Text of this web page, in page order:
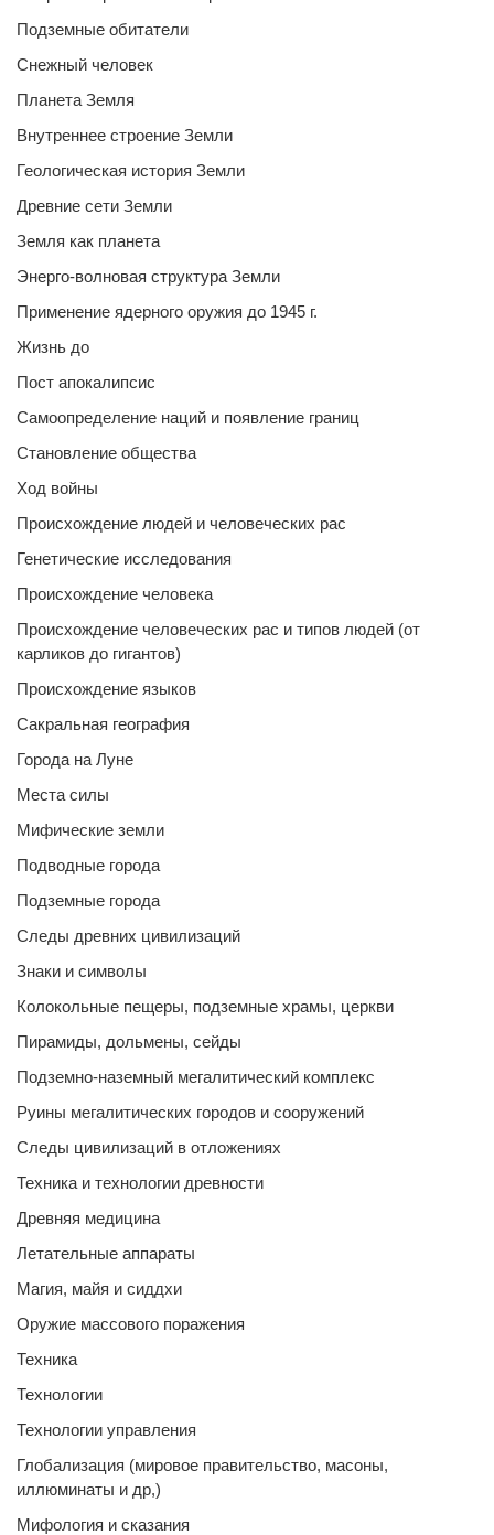
Подземные обитатели
Снежный человек
Планета Земля
Внутреннее строение Земли
Геологическая история Земли
Древние сети Земли
Земля как планета
Энерго-волновая структура Земли
Применение ядерного оружия до 1945 г.
Жизнь до
Пост апокалипсис
Самоопределение наций и появление границ
Становление общества
Ход войны
Происхождение людей и человеческих рас
Генетические исследования
Происхождение человека
Происхождение человеческих рас и типов людей (от
карликов до гигантов)
Происхождение языков
Сакральная география
Города на Луне
Места силы
Мифические земли
Подводные города
Подземные города
Следы древних цивилизаций
Знаки и символы
Колокольные пещеры, подземные храмы, церкви
Пирамиды, дольмены, сейды
Подземно-наземный мегалитический комплекс
Руины мегалитических городов и сооружений
Следы цивилизаций в отложениях
Техника и технологии древности
Древняя медицина
Летательные аппараты
Магия, майя и сиддхи
Оружие массового поражения
Техника
Технологии
Технологии управления
Глобализация (мировое правительство, масоны,
иллюминаты и др,)
Мифология и сказания